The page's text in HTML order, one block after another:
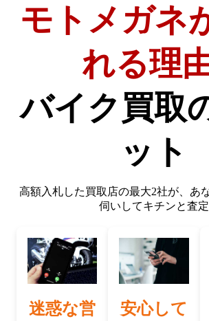
モトメガネ
れる理
バイク買取
ット
高額入札した買取店の最大2社が、 あ
伺いしてキチンと査定
迷惑な営
安心して